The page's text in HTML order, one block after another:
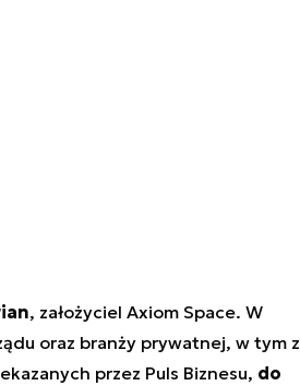
, założyciel Axiom Space. W
oraz branży prywatnej, w tym z
przez Puls Biznesu, do